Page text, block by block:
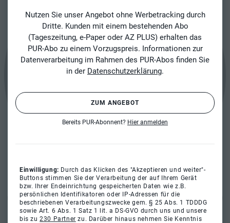
Nutzen Sie unser Angebot ohne Werbetracking durch
Dritte. Kunden mit einem bestehenden Abo
(Tageszeitung, e-Paper oder AZ PLUS) erhalten das
PUR-Abo zu einem Vorzugspreis. Informationen zur
Datenverarbeitung im Rahmen des PUR-Abos finden Sie
in der Datenschutzerklärung.
ZUM ANGEBOT
Bereits PUR-Abonnent? Hier anmelden
Einwilligung: Durch das Klicken des "Akzeptieren und weiter"-
Buttons stimmen Sie der Verarbeitung der auf Ihrem Gerät
bzw. Ihrer Endeinrichtung gespeicherten Daten wie z.B.
persönlichen Identifikatoren oder IP-Adressen für die
beschriebenen Verarbeitungszwecke gem. § 25 Abs. 1 TDDDG
sowie Art. 6 Abs. 1 Satz 1 lit. a DS-GVO durch uns und unsere
bis zu230 Partner zu. Darüber hinaus nehmen Sie Kenntnis